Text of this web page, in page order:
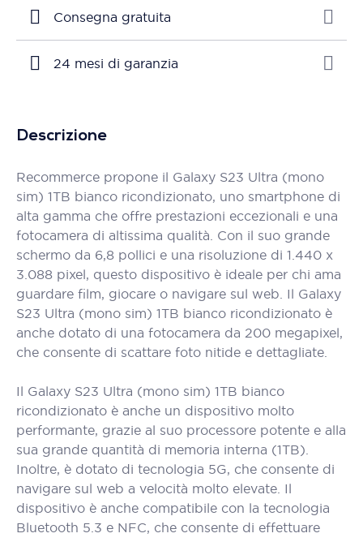
Consegna gratuita
24 mesi di garanzia
Descrizione
Recommerce propone il Galaxy S23 Ultra (mono
sim) 1TB bianco ricondizionato, uno smartphone di
alta gamma che offre prestazioni eccezionali e una
fotocamera di altissima qualità. Con il suo grande
schermo da 6,8 pollici e una risoluzione di 1.440 x
3.088 pixel, questo dispositivo è ideale per chi ama
guardare film, giocare o navigare sul web. Il Galaxy
S23 Ultra (mono sim) 1TB bianco ricondizionato è
anche dotato di una fotocamera da 200 megapixel,
che consente di scattare foto nitide e dettagliate.
Il Galaxy S23 Ultra (mono sim) 1TB bianco
ricondizionato è anche un dispositivo molto
performante, grazie al suo processore potente e alla
sua grande quantità di memoria interna (1TB).
Inoltre, è dotato di tecnologia 5G, che consente di
navigare sul web a velocità molto elevate. Il
dispositivo è anche compatibile con la tecnologia
Bluetooth 5.3 e NFC, che consente di effettuare